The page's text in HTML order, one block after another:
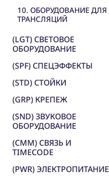
10. ОБОРУДОВАНИЕ ДЛЯ
ТРАНСЛЯЦИЙ
(LGT) СВЕТОВОЕ
ОБОРУДОВАНИЕ
(SPF) СПЕЦЭФФЕКТЫ
(STD) СТОЙКИ
(GRP) КРЕПЕЖ
(SND) ЗВУКОВОЕ
ОБОРУДОВАНИЕ
(CMM) СВЯЗЬ И
TIMECODE
(PWR) ЭЛЕКТРОПИТАНИЕ